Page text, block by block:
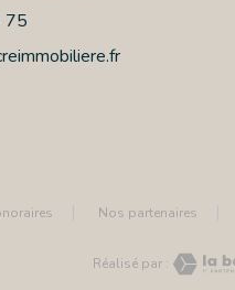
75
Nos partenaires
Réalisé par :